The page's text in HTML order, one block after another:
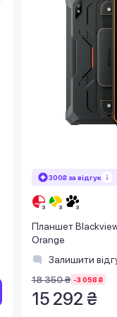
300₴ за відгук
Планшет
Orange
Залишити
18 350 ₴ -3 058 ₴
15 292 ₴